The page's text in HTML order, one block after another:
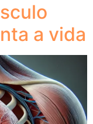
a vida